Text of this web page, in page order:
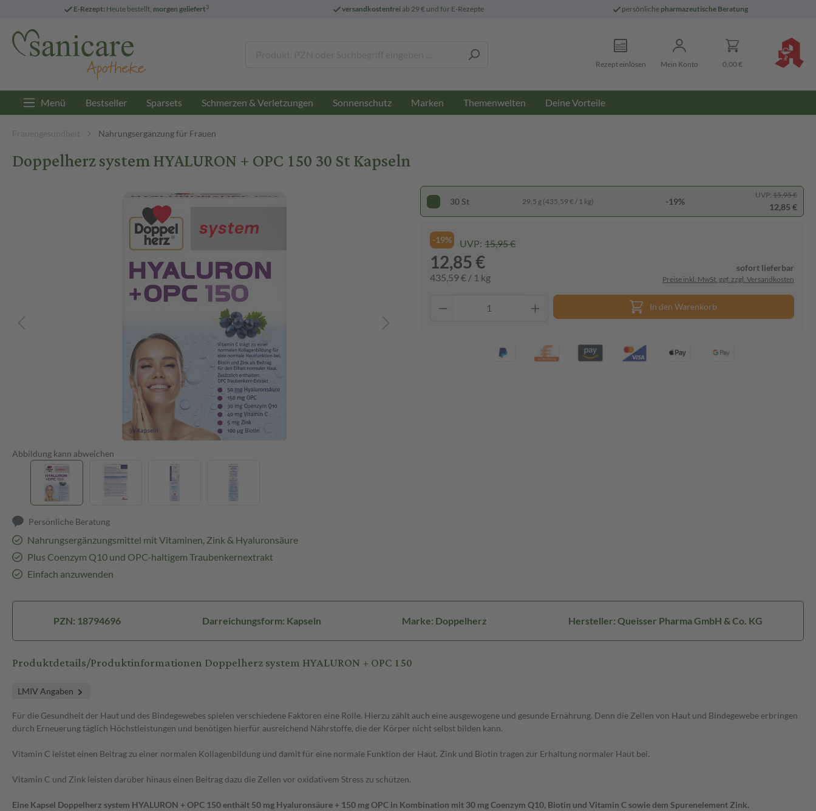
E-Rezept: Heute bestellt, morgen geliefert3 versandkostenfreiab 29 € und für E-Rezepte persönliche pharmazeutische Beratung
Rezept einlösen Mein Konto 0,00 €
Menü Bestseller Sparsets Schmerzen & Verletzungen Sonnenschutz Marken Themenwelten Deine Vorteile
Frauengesundheit Nahrungsergänzung für Frauen
Doppelherz system HYALURON + OPC 150 30 St Kapseln
Abbildung kann abweichen
Persönliche Beratung
Nahrungsergänzungsmittel mit Vitaminen, Zink & Hyaluronsäure
Plus Coenzym Q10 und OPC-haltigem Traubenkernextrakt
Einfach anzuwenden
30 St 29,5 g (435,59 € / 1 kg) -19%
UVP: 15,95 €
12,85 €
-19% UVP: 15,95 €
12,85 €
435,59 € / 1 kg
sofort lieferbar
Preise inkl. MwSt. ggf. zzgl. Versandkosten
In den Warenkorb
PZN: 18794696 Darreichungsform: Kapseln Marke: Doppelherz Hersteller: Queisser Pharma GmbH & Co. KG
Produktdetails/Produktinformationen Doppelherz system HYALURON + OPC 150
LMIV Angaben
Für die Gesundheit der Haut und des Bindegewebes spielen verschiedene Faktoren eine Rolle. Hierzu zählt auch eine ausgewogene und gesunde Ernährung. Denn die Zellen von Haut und Bindegewebe erbringen
durch Erneuerung täglich Höchstleistungen und benötigen hierfür ausreichend Nährstoffe, die der Körper nicht selbst bilden kann.
Vitamin C leistet einen Beitrag zu einer normalen Kollagenbildung und damit für eine normale Funktion der Haut. Zink und Biotin tragen zur Erhaltung normaler Haut bei.
Vitamin C und Zink leisten darüber hinaus einen Beitrag dazu die Zellen vor oxidativem Stress zu schützen.
Eine Kapsel Doppelherz system HYALURON + OPC 150 enthält 50 mg Hyaluronsäure + 150 mg OPC in Kombination mit 30 mg Coenzym Q10, Biotin und Vitamin C sowie dem Spurenelement Zink.